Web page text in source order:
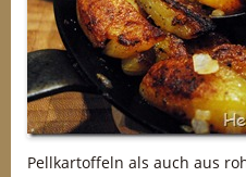
Pellkartoffeln als auch aus